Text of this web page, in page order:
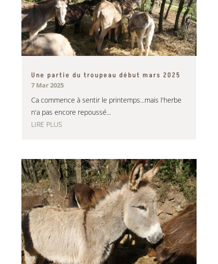
Une partie du troupeau début mars 2025
7 Mar 2025
Ca commence à sentir le printemps...mais l'herbe
n'a pas encore repoussé...
LIRE PLUS